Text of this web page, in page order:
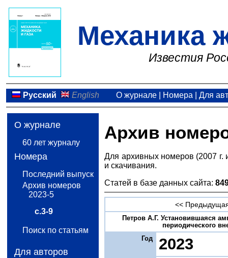
Механика
Известия
Русский English О журнале Номера Для
О журнале
60 лет журналу
Номера
Последний выпуск
Архив номеров
2023-5
с.3-9
Поиск по статьям
Для авторов
Архив
Для архивных номеров (2007 г.
и скачивания.
Статей в базе данных сайта:
<<
Петров А.Г. Установившаяся
периодического
Год
2023